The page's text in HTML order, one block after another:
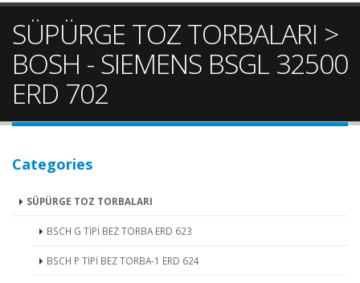
SÜPÜRGE TOZ TORBALARI >
BOSH - SIEMENS BSGL 32500
ERD 702
Categories
SÜPÜRGE TOZ TORBALARI
BSCH G TİPİ BEZ TORBA ERD 623
BSCH P TİPİ BEZ TORBA-1 ERD 624